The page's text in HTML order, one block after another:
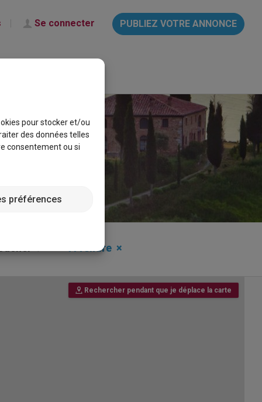
Se connecter PUBLIEZ VOTRE ANNONCE
A vendre ×
Rechercher pendant que je déplace la carte
pour stocker et/ou
des données telles
consentement ou si
préférences